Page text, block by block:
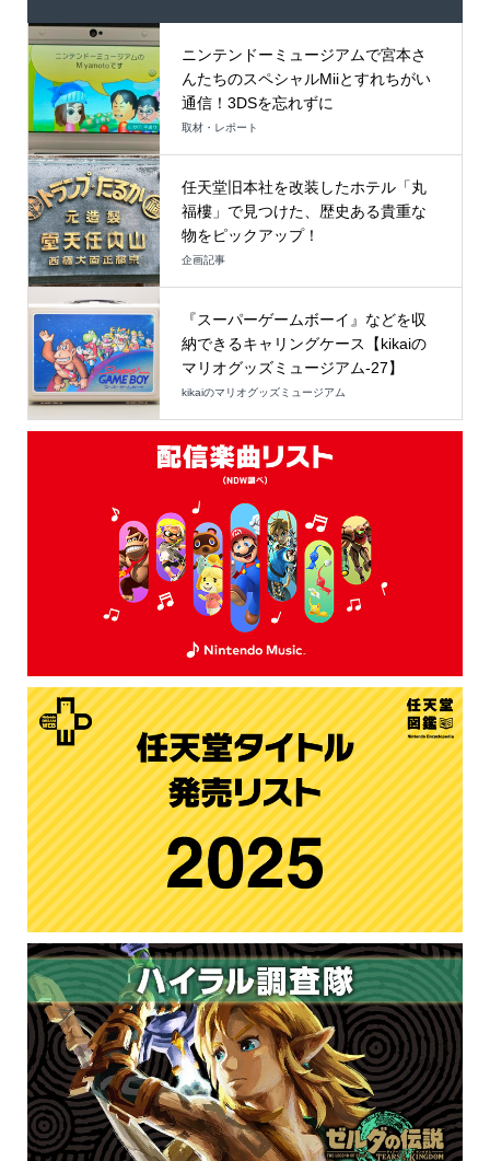
ニンテンドーミュージアムで宮本さ
んたちのスペシャルMiiとすれちがい
通信！3DSを忘れずに
取材・レポート
任天堂旧本社を改装したホテル「丸
福樓」で見つけた、歴史ある貴重な
物をピックアップ！
企画記事
『スーパーゲームボーイ』などを収
納できるキャリングケース【kikaiの
マリオグッズミュージアム-27】
kikaiのマリオグッズミュージアム